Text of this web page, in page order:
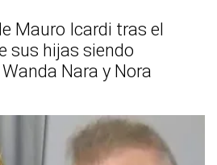
Mauro Icardi tras el
sus hijas siendo
Nara y Nora